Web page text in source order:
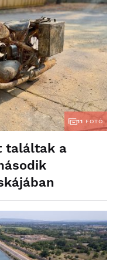
11 FOTÓ
találtak a